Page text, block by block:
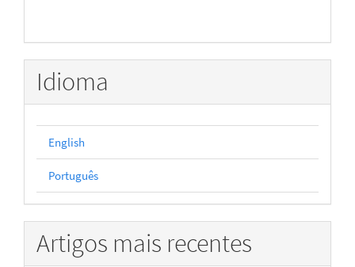
Idioma
English
Português
Artigos mais recentes